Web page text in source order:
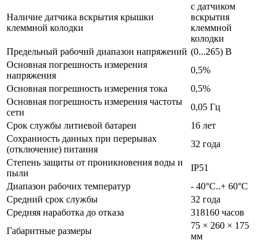
Наличие датчика вскрытия крышки
клеммной колодки
с датчиком
вскрытия
клеммной
колодки
Предельный рабочий диапазон напряжений (0...265) В
Основная погрешность измерения
напряжения
0,5%
Основная погрешность измерения тока
0,5%
Основная погрешность измерения частоты
сети
0,05 Гц
Срок службы литиевой батареи
16 лет
Сохранность данных при перерывах
(отключение) питания
32 года
Степень защиты от проникновения воды и
пыли
IP51
Диапазон рабочих температур
- 40°С..+ 60°С
Средний срок службы
32 года
Средняя наработка до отказа
318160 часов
Габаритные размеры
75 × 260 × 175
мм